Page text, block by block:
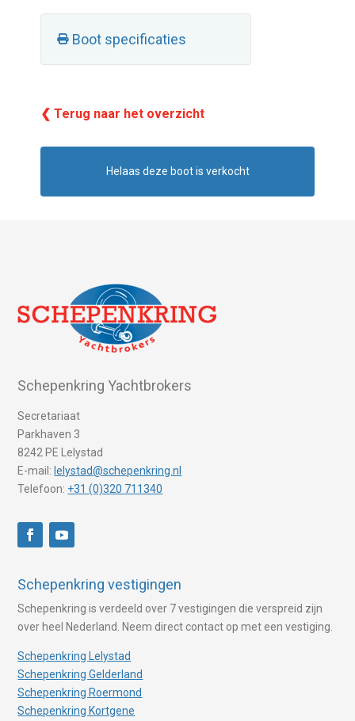
Boot specificaties
❮ Terug naar het overzicht
Helaas deze boot is verkocht
Schepenkring Yachtbrokers
Secretariaat
Parkhaven 3
8242 PE Lelystad
E-mail: lelystad@schepenkring.nl
Telefoon: +31 (0)320 711340
Schepenkring vestigingen
Schepenkring is verdeeld over 7 vestigingen die verspreid zijn
over heel Nederland. Neem direct contact op met een vestiging.
Schepenkring Lelystad
Schepenkring Gelderland
Schepenkring Roermond
Schepenkring Kortgene